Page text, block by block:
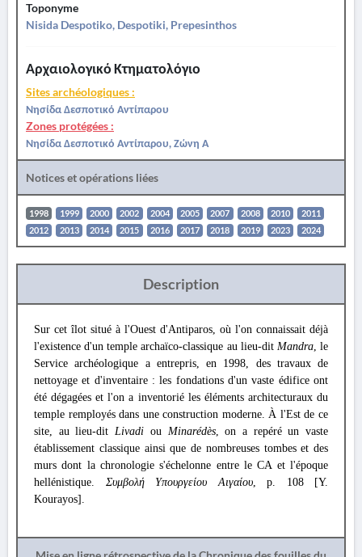
Toponyme
Nisida Despotiko, Despotiki, Prepesinthos
Αρχαιολογικό Κτηματολόγιο
Sites archéologiques :
Νησίδα Δεσποτικό Αντίπαρου
Zones protégées :
Νησίδα Δεσποτικό Αντίπαρου, Ζώνη Α
Notices et opérations liées
1998 1999 2000 2002 2004 2005 2007 2008 2010
2011
2012
2013 2014 2015 2016 2017 2018 2019 2023 2024
Description
Sur cet îlot situé à l'Ouest d'Antiparos, où l'on connaissait déjà
l'existence d'un temple archaïco-classique au lieu-dit Mandra, le
Service archéologique a entrepris, en 1998, des travaux de
nettoyage et d'inventaire : les fondations d'un vaste édifice ont
été dégagées et l'on a inventorié les éléments architecturaux du
temple remployés dans une construction moderne. À l'Est de ce
site, au lieu-ditLivadi ou Minarédès, on a repéré un vaste
établissement classique ainsi que de nombreuses tombes et des
murs dont la chronologie s'échelonne entre le CA et l'époque
hellénistique. Συμβολή Υπουργείου Αιγαίου, p. 108 [Y.
Kourayos].